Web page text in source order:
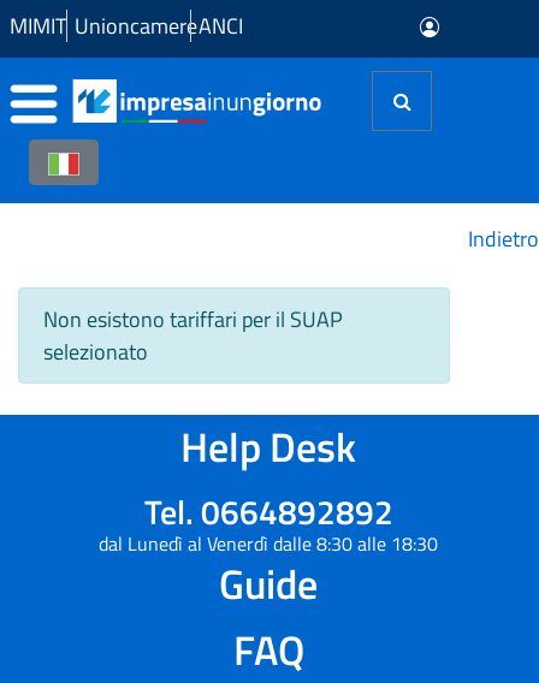
Skip to Main Content
MIMIT UnioncamereANCI
Non esistono tariffari per il SUAP
selezionato
Indietro
Help Desk
Tel. 0664892892
dal Lunedì al Venerdì dalle 8:30 alle 18:30
Guide
FAQ